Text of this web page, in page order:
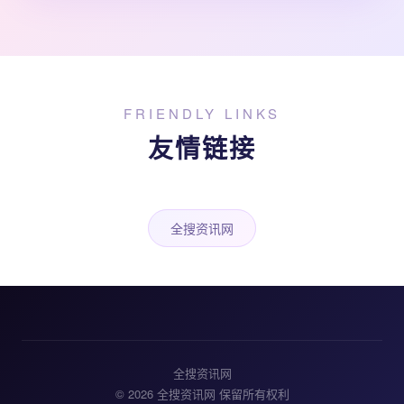
FRIENDLY LINKS
友情链接
全搜资讯网
全搜资讯网
© 2026 全搜资讯网 保留所有权利